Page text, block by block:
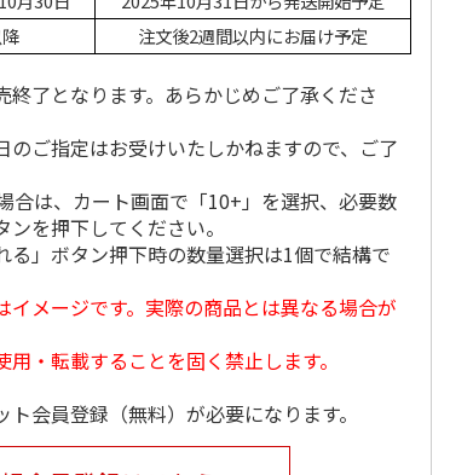
リラックマ／マルチ
ケース
5.0（6）
1,100円
令和八年七月場所
優勝力士純金製小判
605,000円
ファイル３点セット
750円
注文後2週間以内にお届け予定
了となります。あらかじめご了承くださ
ご指定はお受けいたしかねますので、ご了
合は、カート画面で「10+」を選択、必要数
を押下してください。
る」ボタン押下時の数量選択は1個で結構で
メージです。実際の商品とは異なる場合が
・転載することを固く禁止します。
会員登録（無料）が必要になります。